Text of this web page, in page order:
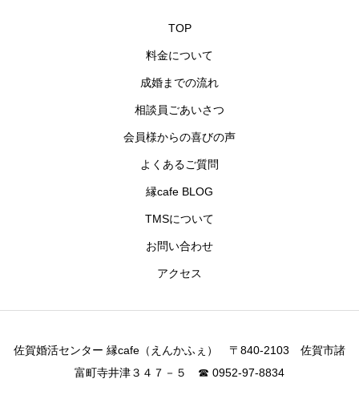
TOP
料金について
成婚までの流れ
相談員ごあいさつ
会員様からの喜びの声
よくあるご質問
縁cafe BLOG
TMSについて
お問い合わせ
アクセス
佐賀婚活センター 縁cafe（えんかふぇ） 〒840-2103 佐賀市諸
富町寺井津３４７－５ ☎ 0952-97-8834